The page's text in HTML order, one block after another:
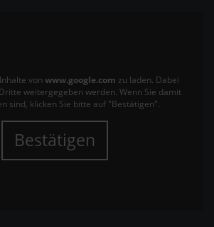
von www.google.com zu laden. Dabei
weitergegeben werden. Wenn Sie damit
sind, klicken Sie bitte auf "Bestätigen".
Bestätigen